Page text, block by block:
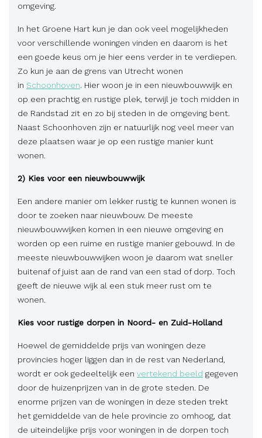
omgeving.
In het Groene Hart kun je dan ook veel mogelijkheden
voor verschillende woningen vinden en daarom is het
een goede keus om je hier eens verder in te verdiepen.
Zo kun je aan de grens van Utrecht wonen
in Schoonhoven. Hier woon je in een nieuwbouwwijk en
op een prachtig en rustige plek, terwijl je toch midden in
de Randstad zit en zo bij steden in de omgeving bent.
Naast Schoonhoven zijn er natuurlijk nog veel meer van
deze plaatsen waar je op een rustige manier kunt
wonen.
2) Kies voor een nieuwbouwwijk
Een andere manier om lekker rustig te kunnen wonen is
door te zoeken naar nieuwbouw. De meeste
nieuwbouwwijken komen in een nieuwe omgeving en
worden op een ruime en rustige manier gebouwd. In de
meeste nieuwbouwwijken woon je daarom wat sneller
buitenaf of juist aan de rand van een stad of dorp. Toch
geeft de nieuwe wijk al een stuk meer rust om te
wonen.
Kies voor rustige dorpen in Noord- en Zuid-Holland
Hoewel de gemiddelde prijs van woningen deze
provincies hoger liggen dan in de rest van Nederland,
wordt er ook gedeeltelijk een vertekend beeld gegeven
door de huizenprijzen van in de grote steden. De
enorme prijzen van de woningen in deze steden trekt
het gemiddelde van de hele provincie zo omhoog, dat
de uiteindelijke prijs voor woningen in de dorpen toch